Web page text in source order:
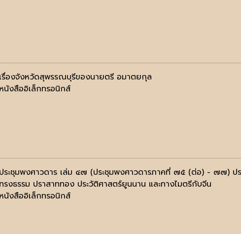
เรื่องจังหวัดสุพรรณบุรีของนายตรี อมาตยกุล
หนังสืออิเล็กทรอนิกส์
ประชุมพงศาวดาร เล่ม ๔๗ (ประชุมพงศาวดารภาคที่ ๗๕ (ต่อ) - ๗๗) ป
ทรงธรรม ปราสาททอง ประวัติศาสตร์ยูนนาน และทางไมตรีกับจีน
หนังสืออิเล็กทรอนิกส์